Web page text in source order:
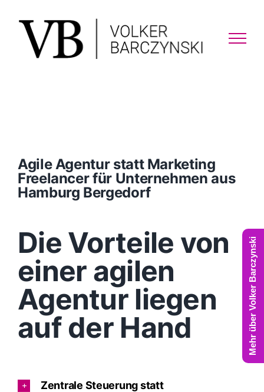
content
Agile Agentur statt Marketing
Freelancer für Unternehmen aus
Hamburg Bergedorf
Die Vorteile von
einer agilen
Agentur liegen
auf der Hand
Zentrale Steuerung statt
Mehr über Volker Barczynski